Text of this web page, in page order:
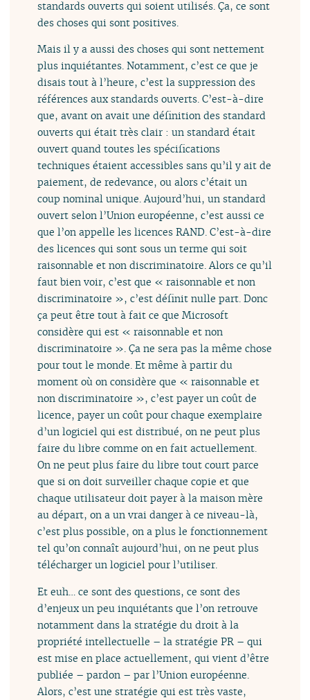
standards ouverts qui soient utilisés. Ça, ce sont
des choses qui sont positives.
Mais il y a aussi des choses qui sont nettement
plus inquiétantes. Notamment, c’est ce que je
disais tout à l’heure, c’est la suppression des
références aux standards ouverts. C’est-à-dire
que, avant on avait une définition des standard
ouverts qui était très clair : un standard était
ouvert quand toutes les spécifications
techniques étaient accessibles sans qu’il y ait de
paiement, de redevance, ou alors c’était un
coup nominal unique. Aujourd’hui, un standard
ouvert selon l’Union européenne, c’est aussi ce
que l’on appelle les licences RAND. C’est-à-dire
des licences qui sont sous un terme qui soit
raisonnable et non discriminatoire. Alors ce qu’il
faut bien voir, c’est que « raisonnable et non
discriminatoire », c’est définit nulle part. Donc
ça peut être tout à fait ce que Microsoft
considère qui est « raisonnable et non
discriminatoire ». Ça ne sera pas la même chose
pour tout le monde. Et même à partir du
moment où on considère que « raisonnable et
non discriminatoire », c’est payer un coût de
licence, payer un coût pour chaque exemplaire
d’un logiciel qui est distribué, on ne peut plus
faire du libre comme on en fait actuellement.
On ne peut plus faire du libre tout court parce
que si on doit surveiller chaque copie et que
chaque utilisateur doit payer à la maison mère
au départ, on a un vrai danger à ce niveau-là,
c’est plus possible, on a plus le fonctionnement
tel qu’on connaît aujourd’hui, on ne peut plus
télécharger un logiciel pour l’utiliser.
Et euh… ce sont des questions, ce sont des
d’enjeux un peu inquiétants que l’on retrouve
notamment dans la stratégie du droit à la
propriété intellectuelle – la stratégie PR – qui
est mise en place actuellement, qui vient d’être
publiée – pardon – par l’Union européenne.
Alors, c’est une stratégie qui est très vaste,